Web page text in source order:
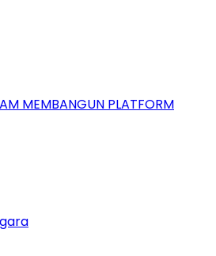
MEMBANGUN PLATFORM